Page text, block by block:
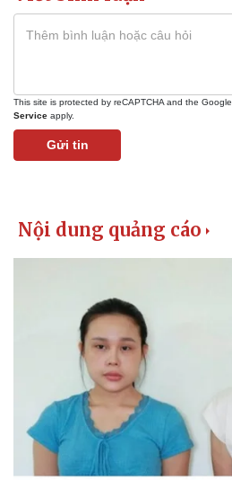
This site is protected by reCAPTCHA and the Google
Service apply.
Gửi tin